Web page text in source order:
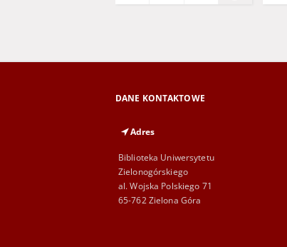
DANE KONTAKTOWE
Adres
Biblioteka Uniwersytetu
Zielonogórskiego
al. Wojska Polskiego 71
65-762 Zielona Góra